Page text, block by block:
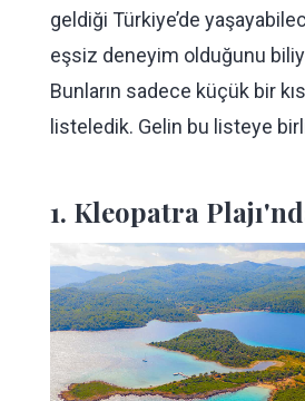
geldiği Türkiye’de
eşsiz deneyim olduğunu
Bunların sadece küçük bir
listeledik. Gelin bu listeye
1. Kleopatra